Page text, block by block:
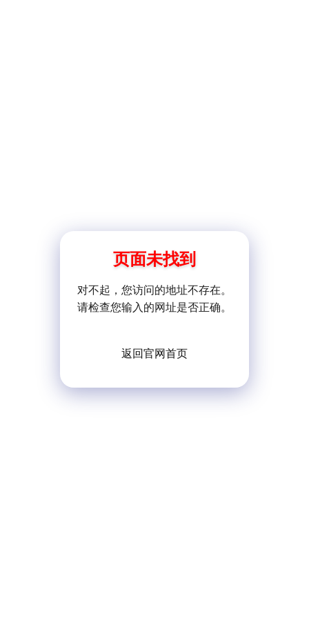
页面未找到
对不起，您访问的地址不存在。
请检查您输入的网址是否正确。
返回官网首页